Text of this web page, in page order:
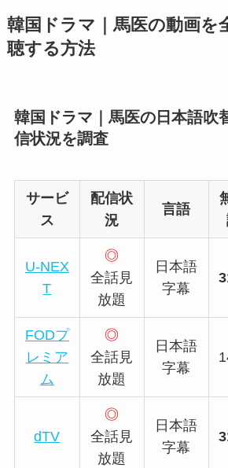
韓国ドラマ｜馬医の動画を
聴する方法
韓国ドラマ｜馬医の日本語吹
信状況を調査
サービ
ス
配信状
況
言語
U-NEX
T
◎
全話見
放題
日本語
字幕
FODプ
レミア
ム
◎
全話見
放題
日本語
字幕
dTV
◎
全話見
放題
日本語
字幕